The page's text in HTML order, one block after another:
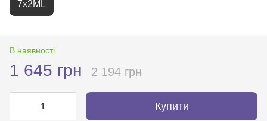
7x2ML
В наявності
1 645 грн 2 194 грн
Купити